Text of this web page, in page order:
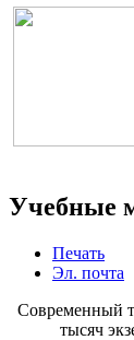
Учебные
Печать
Эл. почта
Современный
тысяч